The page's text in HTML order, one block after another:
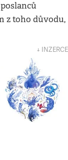
z toho důvodu,
↓ INZERCE